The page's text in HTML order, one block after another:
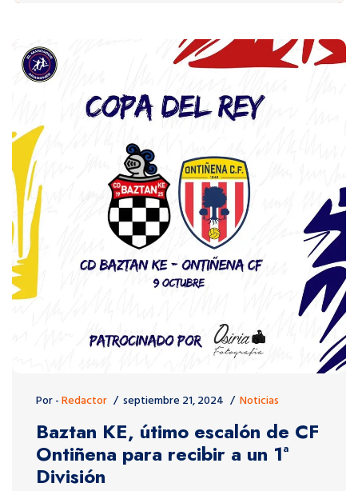
Por -Redactor septiembre 21, 2024 Noticias
Baztan KE, útimo escalón de CF
Ontiñena para recibir a un 1ª
División